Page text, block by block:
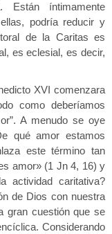
íntimamente
podría reducir y
de la Caritas es
es eclesial, es decir,
XVI comenzara
como deberíamos
A menudo se oye
qué amor estamos
este término tan
amor» (1 Jn 4, 16) y
actividad caritativa?
de Dios con nuestra
gran cuestión que se
Considerando